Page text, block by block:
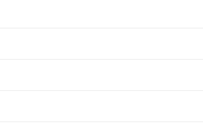
asfalt, ahşap ve fayans gibi
ve dezavantajlarına yakından
yangına dayanıklı koruma sağlar.